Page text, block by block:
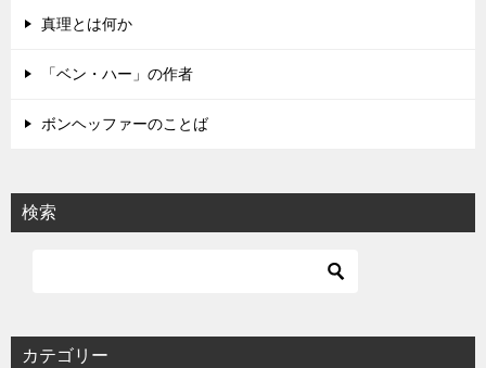
真理とは何か
「ベン・ハー」の作者
ボンヘッファーのことば
検索
カテゴリー